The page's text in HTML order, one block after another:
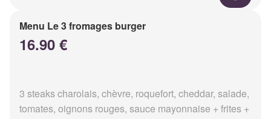
Menu Le 3 fromages burger
16.90 €
3 steaks charolais, chèvre, roquefort, cheddar, salade,
tomates, oignons rouges, sauce mayonnaise + frites +